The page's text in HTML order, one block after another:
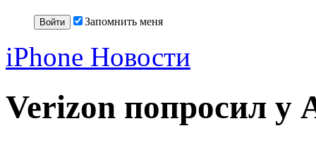
Запомнить меня
iPhone Новости
Verizon попросил у